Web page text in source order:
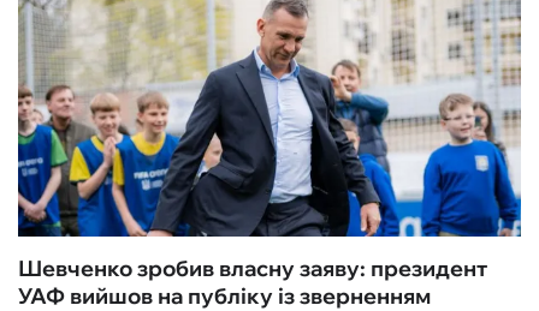
Шевченко зробив власну заяву: президент
УАФ вийшов на публіку із зверненням